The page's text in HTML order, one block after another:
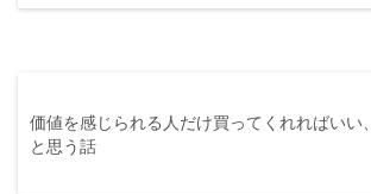
価値を感じられる人だけ買ってくれればいい、
と思う話